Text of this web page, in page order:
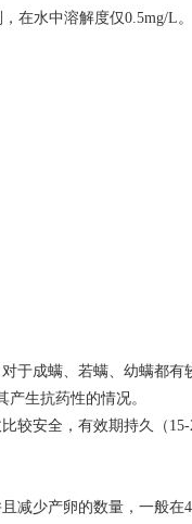
在水中溶解度仅0.5mg/L。
于成螨、若螨、幼螨都
生抗药性的情况。
较安全，有效期持久（15-
减少产卵的数量，一般在